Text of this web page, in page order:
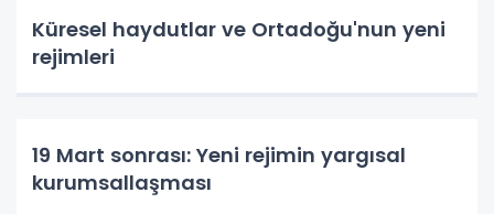
Küresel haydutlar ve Ortadoğu'nun yeni
rejimleri
19 Mart sonrası: Yeni rejimin yargısal
kurumsallaşması